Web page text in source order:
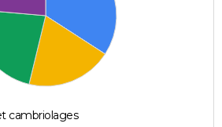
cambriolages